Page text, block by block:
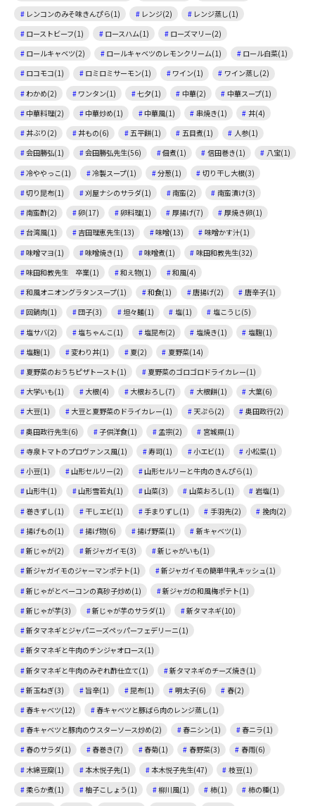
レンコンのみそ味きんぴら(1)
レンジ(2)
レンジ蒸し(1)
ローストビーフ(1)
ロースハム(1)
ローズマリー(2)
ロールキャベツ(2)
ロールキャベツのレモンクリーム(1)
ロール白菜(1)
ロコモコ(1)
ロミロミサーモン(1) ワイン(1)
ワイン蒸し(2)
わかめ(2)
ワンタン(1) 七夕(1) 中華(2)
中華スープ(1)
中華料理(2)
中華炒め(1) 中華風(1) 串焼き(1)
丼(4)
丼ぶり(2)
丼もの(6) 五平餅(1) 五目煮(1)
人参(1)
会田勝弘(1)
会田勝弘先生(56) 佃煮(1) 信田巻き(1)
八宝(1)
冷ややっこ(1)
冷製スープ(1) 分葱(1)
切り干し大根(3)
切り昆布(1)
刈屋ナシのサラダ(1) 南蛮(2)
南蛮漬け(3)
南蛮酢(2)
卵(17) 卵料理(1) 厚揚げ(7)
厚焼き卵(1)
台湾風(1)
吉田理恵先生(13) 味噌(13)
味噌かす汁(1)
味噌マヨ(1)
味噌焼き(1) 味噌煮(1)
味田和教先生(32)
味田和教先生 卒業(1)
和え物(1)
和風(4)
和風オニオングラタンスープ(1)
和食(1) 唐揚げ(2)
唐辛子(1)
回鍋肉(1)
団子(3) 坦々麺(1) 塩(1)
塩こうじ(5)
塩サバ(2)
塩ちゃんこ(1) 塩昆布(2) 塩焼き(1)
塩麴(1)
塩麹(1)
変わり丼(1) 夏(2)
夏野菜(14)
夏野菜のおうちピザトースト(1)
夏野菜のゴロゴロドライカレー(1)
大学いも(1)
大根(4) 大根おろし(7) 大根餅(1)
大葉(6)
大豆(1)
大豆と夏野菜のドライカレー(1) 天ぷら(2)
奥田政行(2)
奥田政行先生(6)
子供洋食(1) 孟宗(2)
宮城県(1)
寺泉トマトのプロヴァンス風(1)
寿司(1) 小エビ(1)
小松菜(1)
小豆(1)
山形セルリー(2)
山形セルリーと牛肉のきんぴら(1)
山形牛(1)
山形雪若丸(1) 山菜(3) 山菜おろし(1)
岩塩(1)
巻きずし(1)
干しエビ(1) 手まりずし(1) 手羽先(2)
挽肉(2)
揚げもの(1)
揚げ物(6) 揚げ野菜(1)
新キャベツ(1)
新じゃが(2)
新ジャガイモ(3)
新じゃがいも(1)
新ジャガイモのジャーマンポテト(1)
新ジャガイモの簡単牛乳キッシュ(1)
新じゃがとベーコンの真砂子炒め(1)
新ジャガの和風梅ポテト(1)
新じゃが芋(3)
新じゃが芋のサラダ(1)
新タマネギ(10)
新タマネギとジャパニーズペッパーフェデリーニ(1)
新タマネギと牛肉のチンジャオロース(1)
新タマネギと牛肉のみぞれ酢仕立て(1)
新タマネギのチーズ焼き(1)
新玉ねぎ(3)
旨辛(1) 昆布(1) 明太子(6)
春(2)
春キャベツ(12)
春キャベツと豚ばら肉のレンジ蒸し(1)
春キャベツと豚肉のウスターソース炒め(2)
春ニシン(1)
春ニラ(1)
春のサラダ(1)
春巻き(7) 春菊(1) 春野菜(3)
春雨(6)
木綿豆腐(1)
本木悦子先(1) 本木悦子先生(47)
枝豆(1)
柔らか煮(1)
柚子こしょう(1) 柳川風(1) 柿(1)
柿の種(1)